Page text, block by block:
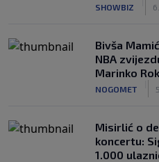
SHOWBIZ
Bivša
NBA
Marinko
NOGOMET
Misirlić o
koncertu:
1.000